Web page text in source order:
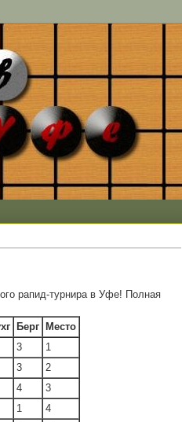
рапид-турнира в Уфе! Полная
Берг
Место
3
1
3
2
4
3
1
4